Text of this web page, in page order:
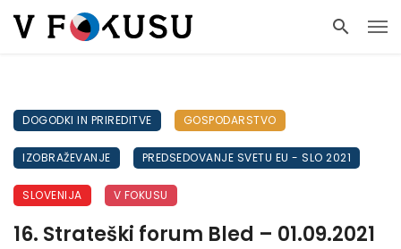
DOGODKI IN PRIREDITVE GOSPODARSTVO
IZOBRAŽEVANJE PREDSEDOVANJE SVETU EU - SLO 2021
SLOVENIJA V FOKUSU
16. Strateški forum Bled – 01.09.2021